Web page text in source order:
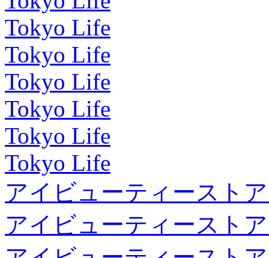
Tokyo Life
Tokyo Life
Tokyo Life
Tokyo Life
Tokyo Life
Tokyo Life
アイビューティースト
アイビューティースト